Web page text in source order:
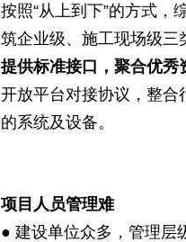
按照“从上到下”的方式
筑企业级、施工现场级
提供标准接口，聚合优秀
开放平台对接协议，整
的系统及设备。
项目人员管理难
● 建设单位众多，管理层